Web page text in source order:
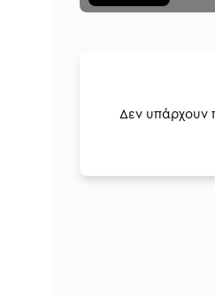
Δεν υπάρχουν
Αναλύσεις